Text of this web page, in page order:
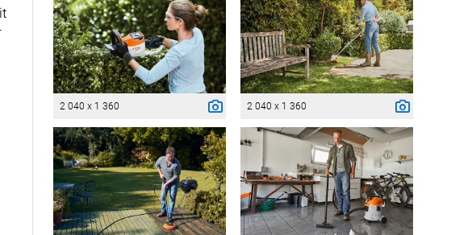
2 040 x 1 360 2 040 x 1 360